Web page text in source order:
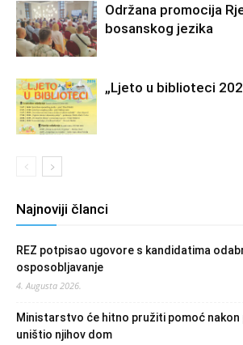
Održana promocija
bosanskog jezika
„Ljeto u biblioteci
Najnoviji članci
REZ potpisao ugovore s kandidatima
osposobljavanje
4. Augusta 2026.
Ministarstvo će hitno pružiti pomoć nakon
uništio njihov dom